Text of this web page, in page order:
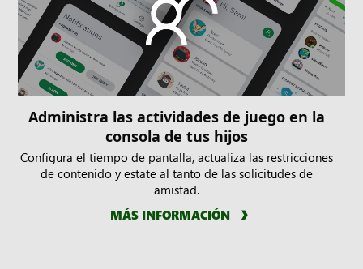
Administra las actividades de juego en la
consola de tus hijos
Configura el tiempo de pantalla, actualiza las restricciones
de contenido y estate al tanto de las solicitudes de
amistad.
MÁS INFORMACIÓN